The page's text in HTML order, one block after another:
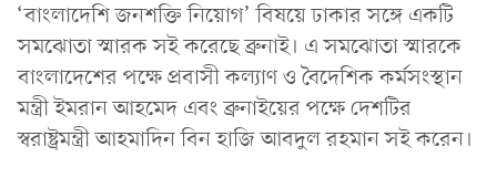
‘বাংলাদেশি জনশক্তি নিয়োগ’ বিষয়ে ঢাকার সঙ্গে একটি
সমঝোতা স্মারক সই করেছে ব্রুনাই। এ সমঝোতা স্মারকে
বাংলাদেশের পক্ষে প্রবাসী কল্যাণ ও বৈদেশিক কর্মসংস্থান
মন্ত্রী ইমরান আহমেদ এবং ব্রুনাইয়ের পক্ষে দেশটির
স্বরাষ্ট্রমন্ত্রী আহমাদিন বিন হাজি আবদুল রহমান সই করেন।